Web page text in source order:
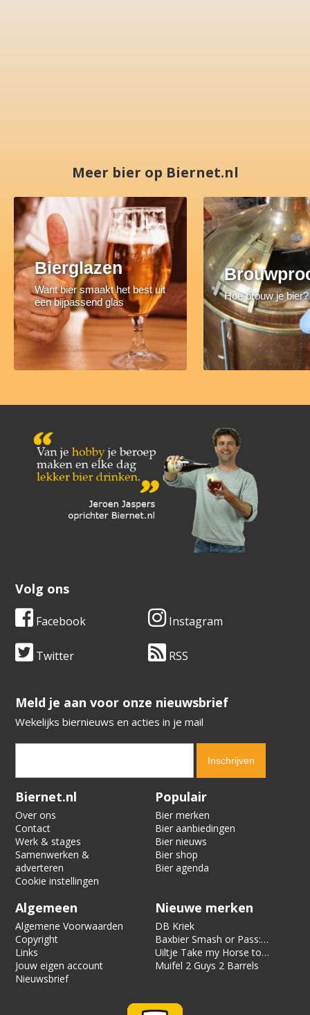
Meer bier op Biernet.nl
Bierglazen
Want bier smaakt het best uit
een bijpassend glas
Hoe brouw je bier?
Volg ons
Facebook Instagram
Twitter RSS
​​​​​​​Meld je aan voor onze nieuwsbrief
Wekelijks biernieuws en acties in je mail
Verification code:
Biernet.nl
Over ons
Contact
Werk & stages
Samenwerken &
adverteren
Cookie instellingen
Populair
Bier merken
Bier aanbiedingen
Bier nieuws
Bier shop
Bier agenda
Algemeen
Algemene Voorwaarden
Copyright
Links
Jouw eigen account
Nieuwsbrief
Nieuwe merken
DB Kriek
Baxbier Smash or Pass:
Strata
Uiltje Take my Horse to
the Hotel Room
Muifel 2 Guys 2 Barrels